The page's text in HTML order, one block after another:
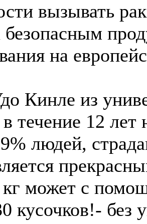
вызывать
безопасным
на
Кинле из
течение 12
людей,
может с
кусочков!- без